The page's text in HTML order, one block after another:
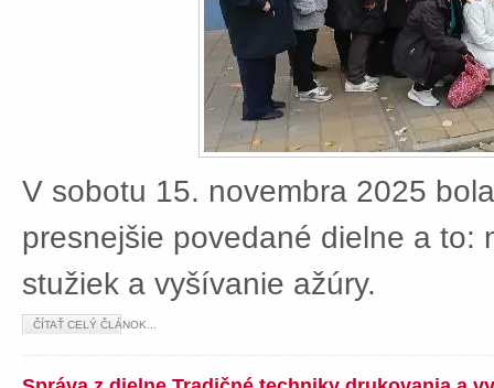
V sobotu 15. novembra 2025
presnejšie povedané dielne a to:
stužiek a vyšívanie ažúry.
ČÍTAŤ CELÝ ČLÁNOK...